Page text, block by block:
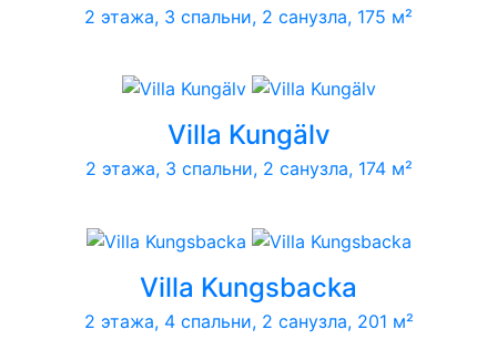
2 этажа, 3 спальни, 2 санузла, 175 м²
Villa Kungälv
2 этажа, 3 спальни, 2 санузла, 174 м²
Villa Kungsbacka
2 этажа, 4 спальни, 2 санузла, 201 м²